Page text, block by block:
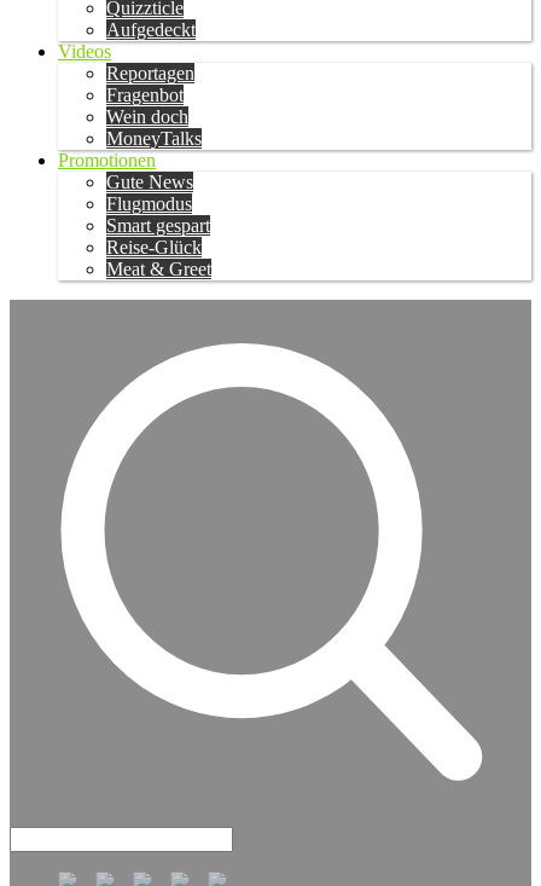
Quizzticle
Aufgedeckt
Videos
Reportagen
Fragenbot
Wein doch
MoneyTalks
Promotionen
Gute News
Flugmodus
Smart gespart
Reise-Glück
Meat & Greet